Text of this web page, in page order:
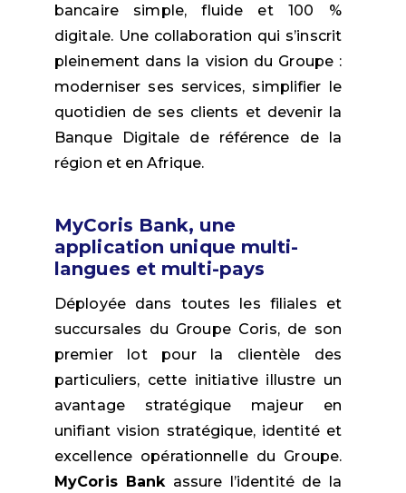
bancaire simple, fluide et 100 %
digitale. Une collaboration qui s’inscrit
pleinement dans la vision du Groupe :
moderniser ses services, simplifier le
quotidien de ses clients et devenir la
Banque Digitale de référence de la
région et en Afrique.
MyCoris Bank, une
application unique multi-
langues et multi-pays
Déployée dans toutes les filiales et
succursales du Groupe Coris, de son
premier lot pour la clientèle des
particuliers, cette initiative illustre un
avantage stratégique majeur en
unifiant vision stratégique, identité et
excellence opérationnelle du Groupe.
MyCoris Bank assure l’identité de la